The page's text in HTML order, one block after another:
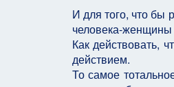
И для того, что бы
человека-женщины
Как действовать,
действием.
То самое